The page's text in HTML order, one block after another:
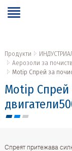
Продукти
Аерозоли за
Motip Спрей за
Motip Спрей
Спреят притежава